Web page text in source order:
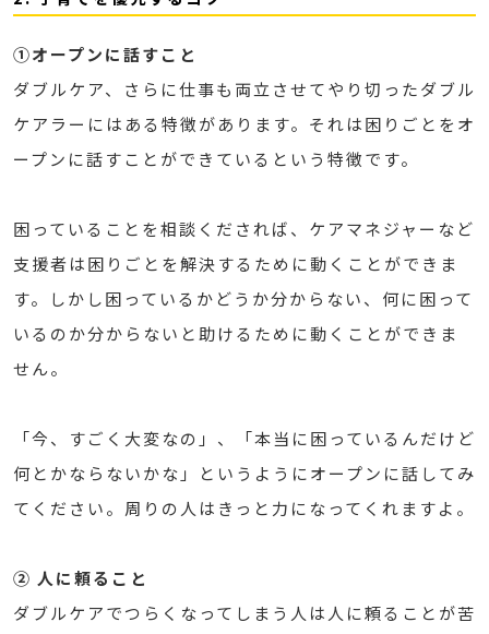
①オープンに話すこと
ダブルケア、さらに仕事も両立させてやり切ったダブル
ケアラーにはある特徴があります。それは困りごとをオ
ープンに話すことができているという特徴です。
困っていることを相談くだされば、ケアマネジャーなど
支援者は困りごとを解決するために動くことができま
す。しかし困っているかどうか分からない、何に困って
いるのか分からないと助けるために動くことができま
せん。
「今、すごく大変なの」、「本当に困っているんだけど
何とかならないかな」というようにオープンに話してみ
てください。周りの人はきっと力になってくれますよ。
② 人に頼ること
ダブルケアでつらくなってしまう人は人に頼ることが苦